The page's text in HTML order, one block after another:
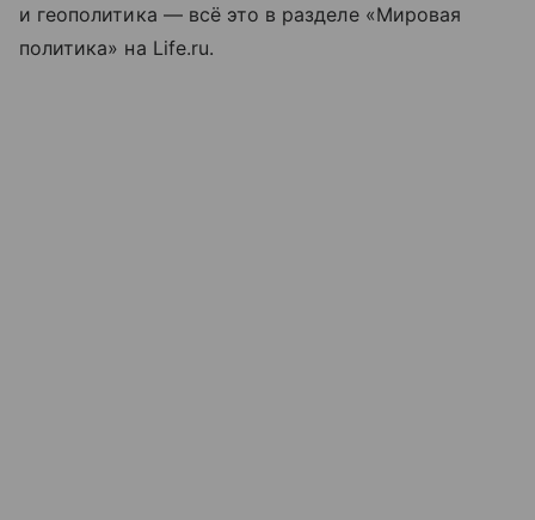
и геополитика — всё это в разделе «Мировая
политика» на Life.ru.